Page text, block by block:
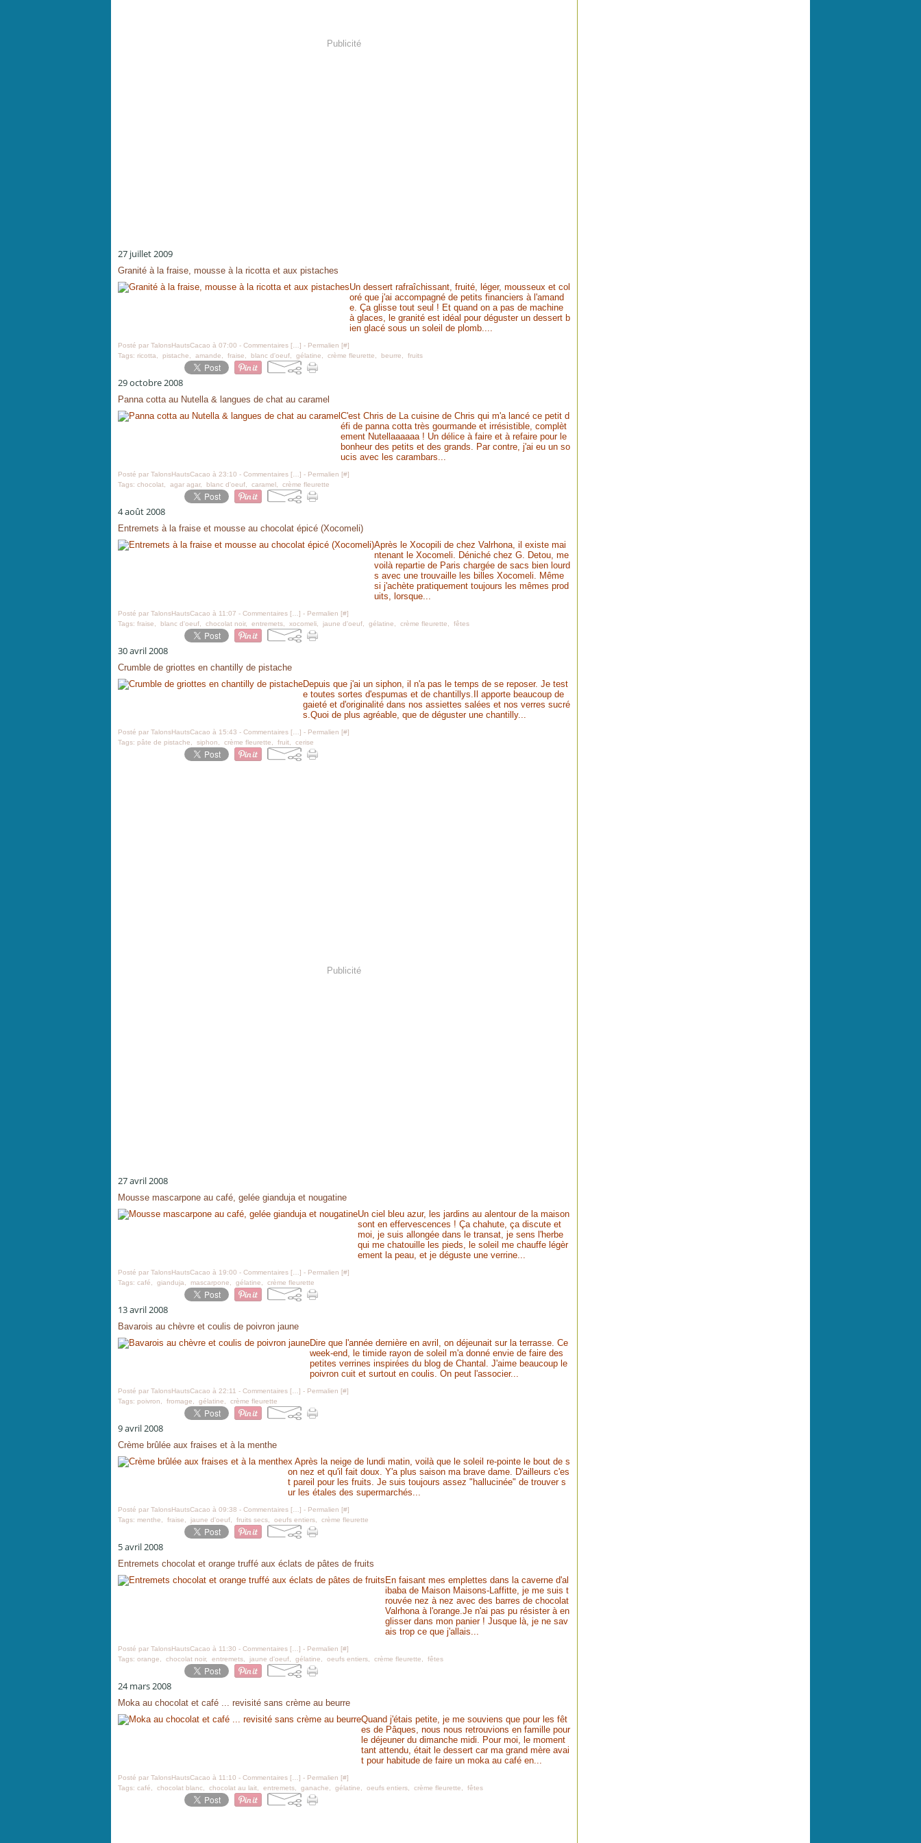
Publicité
27 juillet 2009
Granité à la fraise, mousse à la ricotta et aux pistaches
Un dessert rafraîchissant, fruité, léger, mousseux et col
oré que j'ai accompagné de petits financiers à l'amand
e. Ça glisse tout seul ! Et quand on a pas de machine
à glaces, le granité est idéal pour déguster un dessert b
ien glacé sous un soleil de plomb....
Posté par TalonsHautsCacao à 07:00 - Commentaires [ ] - Permalien [#]
Tags: ricotta pistache amande fraise blanc d'oeuf gélatine crème fleurette beurre fruits
29 octobre 2008
Panna cotta au Nutella & langues de chat au caramel
C'est Chris de La cuisine de Chris qui m'a lancé ce petit d
éfi de panna cotta très gourmande et irrésistible, complèt
ement Nutellaaaaaa ! Un délice à faire et à refaire pour le
bonheur des petits et des grands. Par contre, j'ai eu un so
ucis avec les carambars...
Posté par TalonsHautsCacao à 23:10 - Commentaires [ ] - Permalien [#]
Tags: chocolat agar agar, blanc d'oeuf caramel crème fleurette
4 août 2008
Entremets à la fraise et mousse au chocolat épicé (Xocomeli)
Après le Xocopili de chez Valrhona, il existe mai
ntenant le Xocomeli. Déniché chez G. Detou, me
voilà repartie de Paris chargée de sacs bien lourd
s avec une trouvaille les billes Xocomeli. Même
si j'achète pratiquement toujours les mêmes prod
uits, lorsque...
Posté par TalonsHautsCacao à 11:07 - Commentaires [ ] - Permalien [#]
Tags: fraise blanc d'oeuf chocolat noir, entremets xocomeli jaune d'oeuf gélatine crème fleurette fêtes
30 avril 2008
Crumble de griottes en chantilly de pistache
Depuis que j'ai un siphon, il n'a pas le temps de se reposer. Je test
e toutes sortes d'espumas et de chantillys.Il apporte beaucoup de
gaieté et d'originalité dans nos assiettes salées et nos verres sucré
s.Quoi de plus agréable, que de déguster une chantilly...
Posté par TalonsHautsCacao à 15:43 - Commentaires [ ] - Permalien [#]
Tags: pâte de pistache siphon crème fleurette fruit cerise
Publicité
27 avril 2008
Mousse mascarpone au café, gelée gianduja et nougatine
Un ciel bleu azur, les jardins au alentour de la maison
sont en effervescences ! Ça chahute, ça discute et
moi, je suis allongée dans le transat, je sens l'herbe
qui me chatouille les pieds, le soleil me chauffe légèr
ement la peau, et je déguste une verrine...
Posté par TalonsHautsCacao à 19:00 - Commentaires [ ] - Permalien [#]
Tags: café gianduja mascarpone gélatine crème fleurette
13 avril 2008
Bavarois au chèvre et coulis de poivron jaune
Dire que l'année dernière en avril, on déjeunait sur la terrasse. Ce
week-end, le timide rayon de soleil m'a donné envie de faire des
petites verrines inspirées du blog de Chantal. J'aime beaucoup le
poivron cuit et surtout en coulis. On peut l'associer...
Posté par TalonsHautsCacao à 22:11 - Commentaires [ ] - Permalien [#]
Tags: poivron fromage gélatine crème fleurette
9 avril 2008
Crème brûlée aux fraises et à la menthe
x Après la neige de lundi matin, voilà que le soleil re-pointe le bout de s
on nez et qu'il fait doux. Y'a plus saison ma brave dame. D'ailleurs c'es
t pareil pour les fruits. Je suis toujours assez "hallucinée" de trouver s
ur les étales des supermarchés...
Posté par TalonsHautsCacao à 09:38 - Commentaires [ ] - Permalien [#]
Tags: menthe fraise jaune d'oeuf fruits secs oeufs entiers crème fleurette
5 avril 2008
Entremets chocolat et orange truffé aux éclats de pâtes de fruits
En faisant mes emplettes dans la caverne d'al
ibaba de Maison Maisons-Laffitte, je me suis t
rouvée nez à nez avec des barres de chocolat
Valrhona à l'orange.Je n'ai pas pu résister à en
glisser dans mon panier ! Jusque là, je ne sav
ais trop ce que j'allais...
Posté par TalonsHautsCacao à 11:30 - Commentaires [ ] - Permalien [#]
Tags: orange chocolat noir, entremets jaune d'oeuf gélatine oeufs entiers crème fleurette fêtes
24 mars 2008
Moka au chocolat et café ... revisité sans crème au beurre
Quand j'étais petite, je me souviens que pour les fêt
es de Pâques, nous nous retrouvions en famille pour
le déjeuner du dimanche midi. Pour moi, le moment
tant attendu, était le dessert car ma grand mère avai
t pour habitude de faire un moka au café en...
Posté par TalonsHautsCacao à 11:10 - Commentaires [ ] - Permalien [#]
Tags: café chocolat blanc chocolat au lait entremets ganache gélatine oeufs entiers crème fleurette fêtes